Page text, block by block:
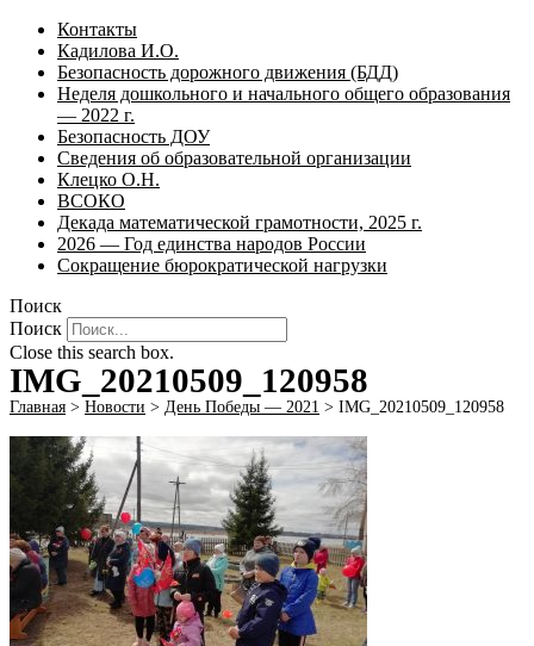
Контакты
Кадилова И.О.
Безопасность дорожного движения (БДД)
Неделя дошкольного и начального общего образования
— 2022 г.
Безопасность ДОУ
Сведения об образовательной организации
Клецко О.Н.
ВСОКО
Декада математической грамотности, 2025 г.
2026 — Год единства народов России
Сокращение бюрократической нагрузки
Поиск
Поиск
Close this search box.
IMG_20210509_120958
Главная > Новости > День Победы — 2021 > IMG_20210509_120958